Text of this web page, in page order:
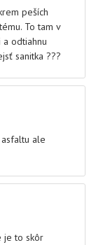
peších
To tam v
odtiahnu
sanitka ???
ale
je to skôr